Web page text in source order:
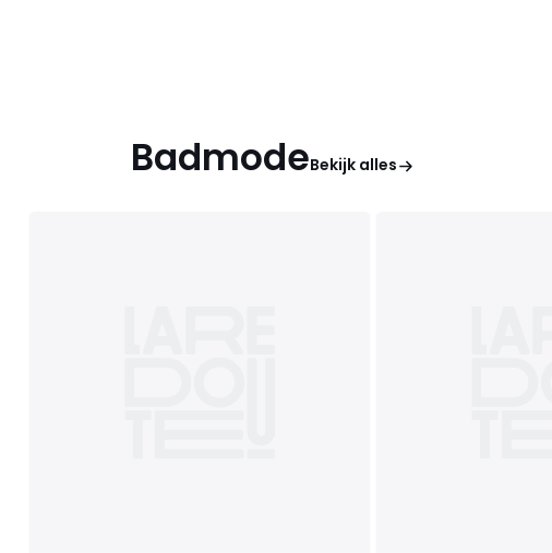
BadmodeBekijk alles